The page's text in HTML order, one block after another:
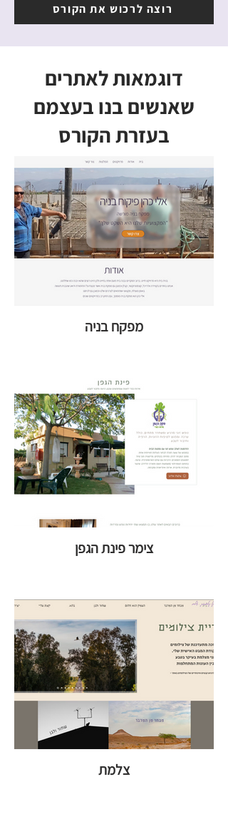
רוצה לרכוש את הקורס
דוגמאות לאתרים
שאנשים בנו בעצמם
בעזרת הקורס
מפקח בניה
צימר פינת הגפן
צלמת